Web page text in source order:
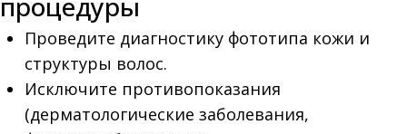
Проведите диагностику фототипа кожи и
структуры волос.
Исключите противопоказания
(дерматологические заболевания,